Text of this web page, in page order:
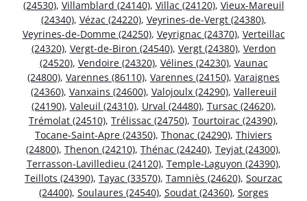
(24530), Villamblard (24140), Villac (24120), Vieux-Mareuil
(24340), Vézac (24220), Veyrines-de-Vergt (24380),
Veyrines-de-Domme (24250), Veyrignac (24370), Verteillac
(24320), Vergt-de-Biron (24540), Vergt (24380), Verdon
(24520), Vendoire (24320), Vélines (24230), Vaunac
(24800), Varennes (86110), Varennes (24150), Varaignes
(24360), Vanxains (24600), Valojoulx (24290), Vallereuil
(24190), Valeuil (24310), Urval (24480), Tursac (24620),
Trémolat (24510), Trélissac (24750), Tourtoirac (24390),
Tocane-Saint-Apre (24350), Thonac (24290), Thiviers
(24800), Thenon (24210), Thénac (24240), Teyjat (24300),
Terrasson-Lavilledieu (24120), Temple-Laguyon (24390),
Teillots (24390), Tayac (33570), Tamniès (24620), Sourzac
(24400), Soulaures (24540), Soudat (24360), Sorges